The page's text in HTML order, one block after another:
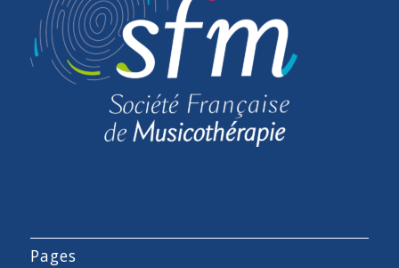
Pages